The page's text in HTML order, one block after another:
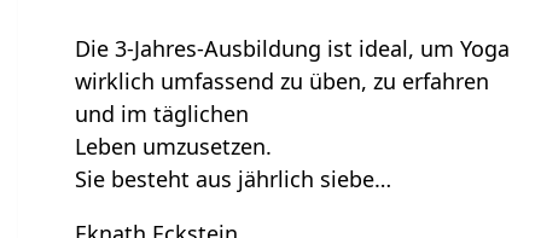
Die 3-Jahres-Ausbildung ist ideal, um Yoga
wirklich umfassend zu üben, zu erfahren
und im täglichen
Leben umzusetzen.
Sie besteht aus jährlich siebe…